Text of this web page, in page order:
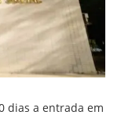
dias a entrada em